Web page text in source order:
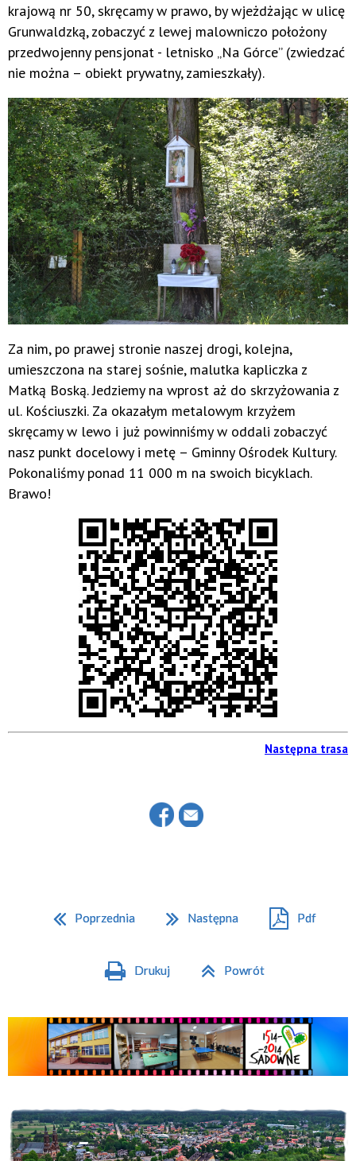
krajową nr 50, skręcamy w prawo, by wjeżdżając w ulicę
Grunwaldzką, zobaczyć z lewej malowniczo położony
przedwojenny pensjonat - letnisko „Na Górce” (zwiedzać
nie można – obiekt prywatny, zamieszkały).
Za nim, po prawej stronie naszej drogi, kolejna,
umieszczona na starej sośnie, malutka kapliczka z
Matką Boską. Jedziemy na wprost aż do skrzyżowania z
ul. Kościuszki. Za okazałym metalowym krzyżem
skręcamy w lewo i już powinniśmy w oddali zobaczyć
nasz punkt docelowy i metę – Gminny Ośrodek Kultury.
Pokonaliśmy ponad 11 000 m na swoich bicyklach.
Brawo!
Następna trasa
Poprzednia Następna Pdf
Drukuj Powrót